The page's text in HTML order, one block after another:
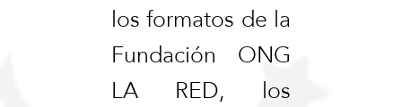
los formatos de la
Fundación ONG
LA RED, los